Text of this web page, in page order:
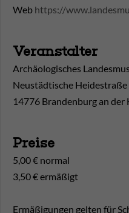
Web https://
Veranstalter
Archäologisches
Neustädtische Heidestraße
14776 Brandenburg an der
Preise
5,00 € normal
3,50 € ermäßigt
Ermäßigungen gelten für